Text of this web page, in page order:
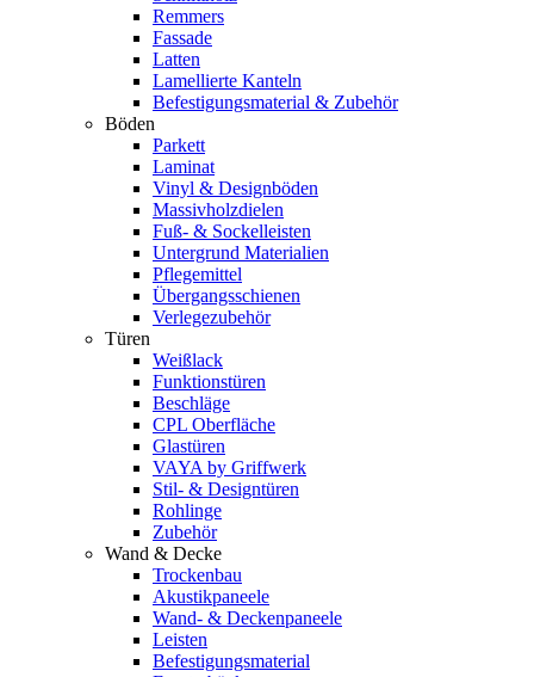
Remmers
Fassade
Latten
Lamellierte Kanteln
Befestigungsmaterial & Zubehör
Böden
Parkett
Laminat
Vinyl & Designböden
Massivholzdielen
Fuß- & Sockelleisten
Untergrund Materialien
Pflegemittel
Übergangsschienen
Verlegezubehör
Türen
Weißlack
Funktionstüren
Beschläge
CPL Oberfläche
Glastüren
VAYA by Griffwerk
Stil- & Designtüren
Rohlinge
Zubehör
Wand & Decke
Trockenbau
Akustikpaneele
Wand- & Deckenpaneele
Leisten
Befestigungsmaterial